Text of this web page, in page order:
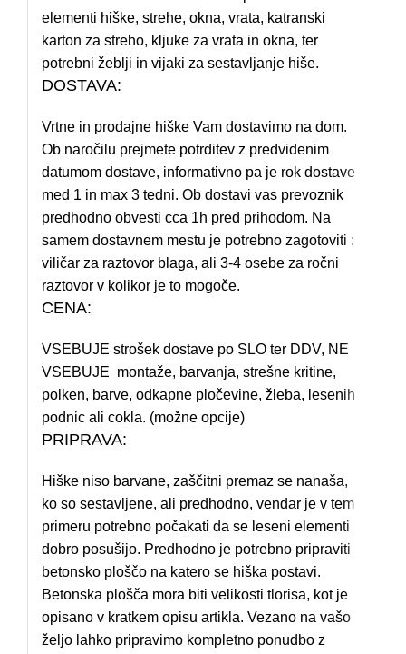
elementi hiške, strehe, okna, vrata, katranski
karton za streho, kljuke za vrata in okna, ter
potrebni žeblji in vijaki za sestavljanje hiše.
DOSTAVA:
Vrtne in prodajne hiške Vam dostavimo na dom.
Ob naročilu prejmete potrditev z predvidenim
datumom dostave, informativno pa je rok dostave
med 1 in max 3 tedni. Ob dostavi vas prevoznik
predhodno obvesti cca 1h pred prihodom. Na
samem dostavnem mestu je potrebno zagotoviti :
viličar za raztovor blaga, ali 3-4 osebe za ročni
raztovor v kolikor je to mogoče.
CENA:
VSEBUJE strošek dostave po SLO ter DDV, NE
VSEBUJE montaže, barvanja, strešne kritine,
polken, barve, odkapne pločevine, žleba, lesenih
podnic ali cokla. (možne opcije)
PRIPRAVA:
Hiške niso barvane, zaščitni premaz se nanaša,
ko so sestavljene, ali predhodno, vendar je v tem
primeru potrebno počakati da se leseni elementi
dobro posušijo. Predhodno je potrebno pripraviti
betonsko ploščo na katero se hiška postavi.
Betonska plošča mora biti velikosti tlorisa, kot je
opisano v kratkem opisu artikla. Vezano na vašo
željo lahko pripravimo kompletno ponudbo z